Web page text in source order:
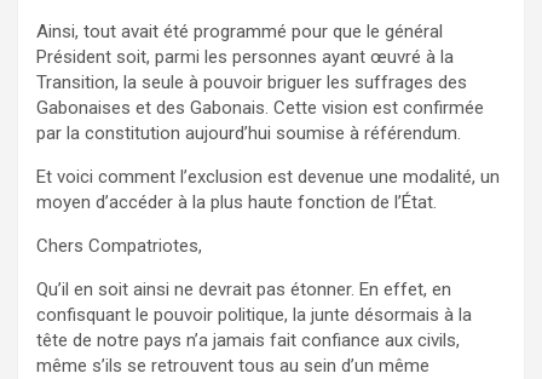
Ainsi, tout avait été programmé pour que le général
Président soit, parmi les personnes ayant œuvré à la
Transition, la seule à pouvoir briguer les suffrages des
Gabonaises et des Gabonais. Cette vision est confirmée
par la constitution aujourd’hui soumise à référendum.
Et voici comment l’exclusion est devenue une modalité, un
moyen d’accéder à la plus haute fonction de l’État.
Chers Compatriotes,
Qu’il en soit ainsi ne devrait pas étonner. En effet, en
confisquant le pouvoir politique, la junte désormais à la
tête de notre pays n’a jamais fait confiance aux civils,
même s’ils se retrouvent tous au sein d’un même